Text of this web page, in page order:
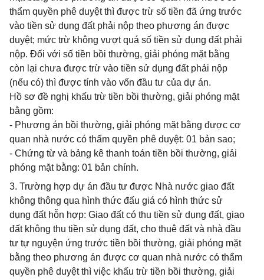
thẩm quyền phê duyệt thì được trừ số tiền đã ứng trước
vào tiền sử dụng đất phải nộp theo phương án được
duyệt; mức trừ không vượt quá số tiền sử dụng đất phải
nộp. Đối với số tiền bồi thường, giải phóng mặt bằng
còn lại chưa được trừ vào tiền sử dụng đất phải nộp
(nếu có) thì được tính vào vốn đầu tư của dự án.
Hồ sơ đề nghị khấu trừ tiền bồi thường, giải phóng mặt
bằng gồm:
- Phương án bồi thường, giải phóng mặt bằng được cơ
quan nhà nước có thẩm quyền phê duyệt: 01 bản sao;
- Chứng từ và bảng kê thanh toán tiền bồi thường, giải
phóng mặt bằng: 01 bản chính.
3. Trường hợp dự án đầu tư được Nhà nước giao đất
không thông qua hình thức đấu giá có hình thức sử
dụng đất hỗn hợp: Giao đất có thu tiền sử dụng đất, giao
đất không thu tiền sử dụng đất, cho thuê đất và nhà đầu
tư tự nguyện ứng trước tiền bồi thường, giải phóng mặt
bằng theo phương án được cơ quan nhà nước có thẩm
quyền phê duyệt thì việc khấu trừ tiền bồi thường, giải